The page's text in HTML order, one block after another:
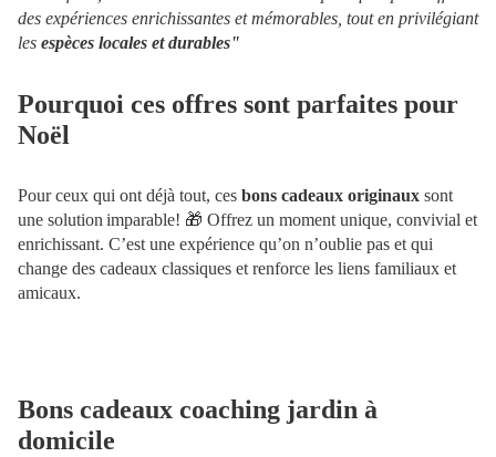
des expériences enrichissantes et mémorables, tout en privilégiant
les espèces locales et durables"
Pourquoi ces offres sont parfaites pour
Noël
Pour ceux qui ont déjà tout, ces bons cadeaux originaux sont
une solution imparable! 🎁 Offrez un moment unique, convivial et
enrichissant. C’est une expérience qu’on n’oublie pas et qui
change des cadeaux classiques et renforce les liens familiaux et
amicaux.
Bons cadeaux coaching jardin à
domicile